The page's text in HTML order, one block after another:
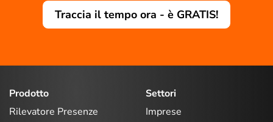
Traccia il tempo ora - è GRATIS!
Prodotto
Rilevatore Presenze
Settori
Imprese